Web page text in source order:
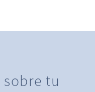
sobre tu